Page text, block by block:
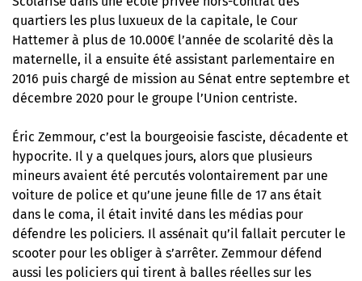
quartiers les plus luxueux de la capitale, le Cour
Hattemer à plus de 10.000€ l’année de scolarité dès la
maternelle, il a ensuite été assistant parlementaire en
2016 puis chargé de mission au Sénat entre septembre et
décembre 2020 pour le groupe l’Union centriste.
Éric Zemmour, c’est la bourgeoisie fasciste, décadente et
hypocrite. Il y a quelques jours, alors que plusieurs
mineurs avaient été percutés volontairement par une
voiture de police et qu’une jeune fille de 17 ans était
dans le coma, il était invité dans les médias pour
défendre les policiers. Il assénait qu’il fallait percuter le
scooter pour les obliger à s’arrêter. Zemmour défend
aussi les policiers qui tirent à balles réelles sur les